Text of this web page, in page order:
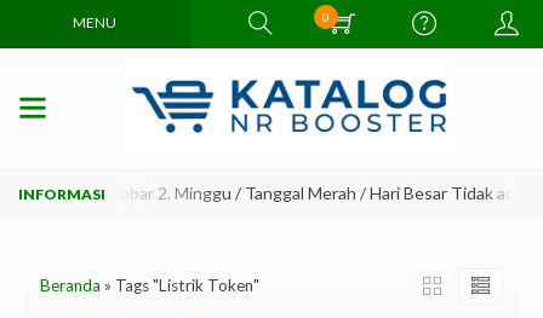
MENU 0
mohon bersabar 2. Minggu / Tanggal Merah / Hari Besar Tidak ada
Beranda » Tags "Listrik Token"